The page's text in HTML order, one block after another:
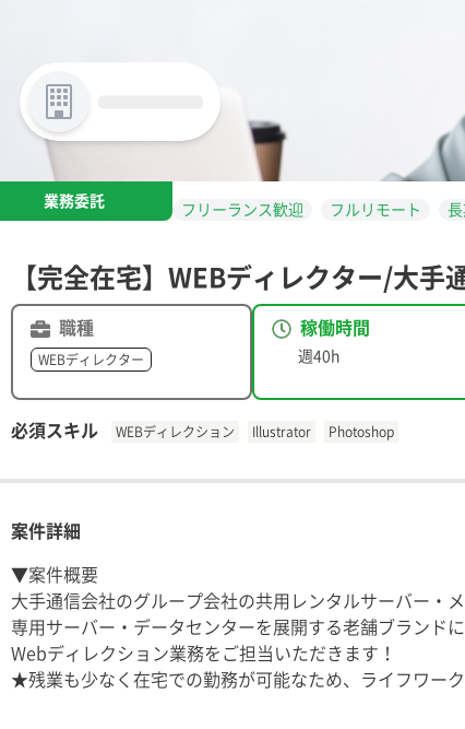
業務委託
フリーランス歓迎 フルリモート 長
【完全在宅】WEBディレクター/大手
職種
WEBディレクター
稼働時間
週40h
必須スキル WEBディレクション Illustrator Photoshop
案件詳細
▼案件概要
大手通信会社のグループ会社の共用レンタルサーバー・メ
専用サーバー・データセンターを展開する老舗ブランドに
Webディレクション業務をご担当いただきます！
★残業も少なく在宅での勤務が可能なため、ライフワー